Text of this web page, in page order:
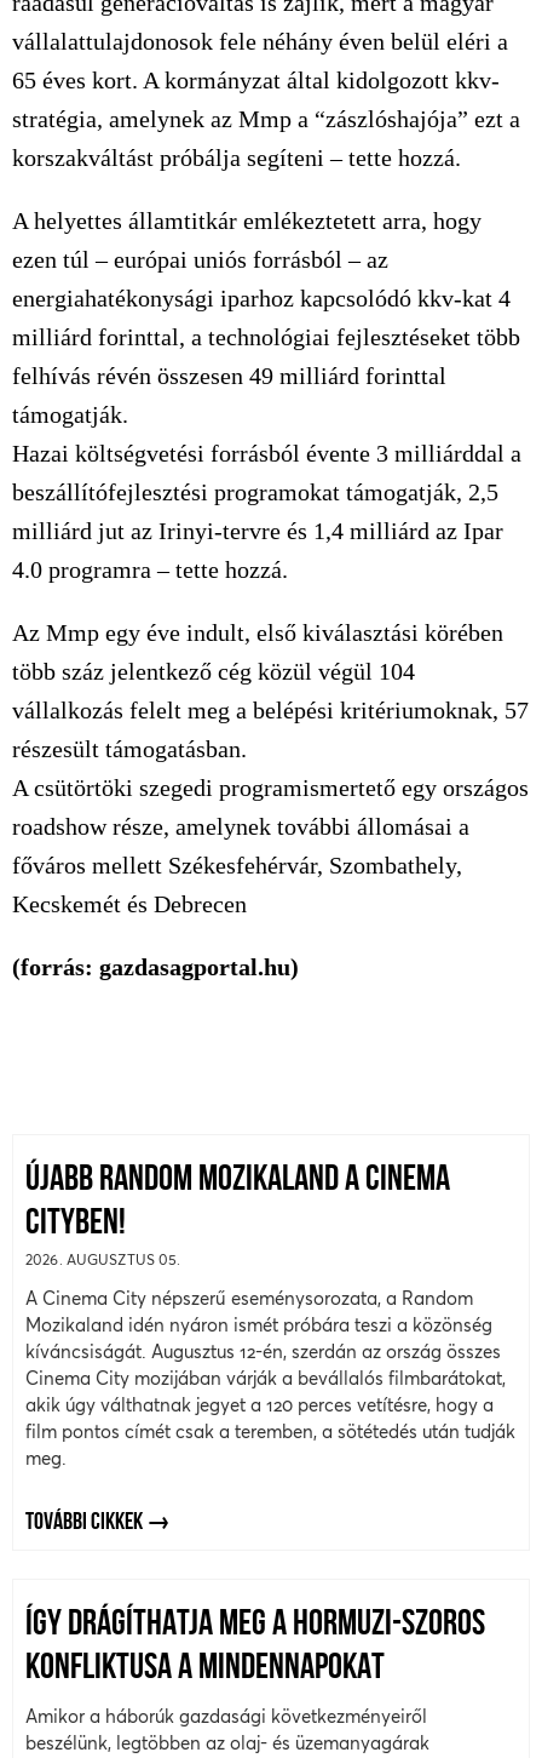
vállalattulajdonosok fele néhány éven belül eléri a
65 éves kort. A kormányzat által kidolgozott kkv-
stratégia, amelynek az Mmp a “zászlóshajója” ezt a
korszakváltást próbálja segíteni – tette hozzá.
A helyettes államtitkár emlékeztetett arra, hogy
ezen túl – európai uniós forrásból – az
energiahatékonysági iparhoz kapcsolódó kkv-kat 4
milliárd forinttal, a technológiai fejlesztéseket több
felhívás révén összesen 49 milliárd forinttal
támogatják.
Hazai költségvetési forrásból évente 3 milliárddal a
beszállítófejlesztési programokat támogatják, 2,5
milliárd jut az Irinyi-tervre és 1,4 milliárd az Ipar
4.0 programra – tette hozzá.
Az Mmp egy éve indult, első kiválasztási körében
több száz jelentkező cég közül végül 104
vállalkozás felelt meg a belépési kritériumoknak, 57
részesült támogatásban.
A csütörtöki szegedi programismertető egy országos
roadshow része, amelynek további állomásai a
főváros mellett Székesfehérvár, Szombathely,
Kecskemét és Debrecen
(forrás: gazdasagportal.hu)
ÚJABB RANDOM MOZIKALAND A CINEMA
CITYBEN!
2026. AUGUSZTUS 05.
A Cinema City népszerű eseménysorozata, a Random
Mozikaland idén nyáron ismét próbára teszi a közönség
kíváncsiságát. Augusztus 12-én, szerdán az ország összes
Cinema City mozijában várják a bevállalós filmbarátokat,
akik úgy válthatnak jegyet a 120 perces vetítésre, hogy a
film pontos címét csak a teremben, a sötétedés után tudják
meg.
TOVÁBBI CIKKEK
ÍGY DRÁGÍTHATJA MEG A HORMUZI-SZOROS
KONFLIKTUSA A MINDENNAPOKAT
Amikor a háborúk gazdasági következményeiről
beszélünk, legtöbben az olaj- és üzemanyagárak